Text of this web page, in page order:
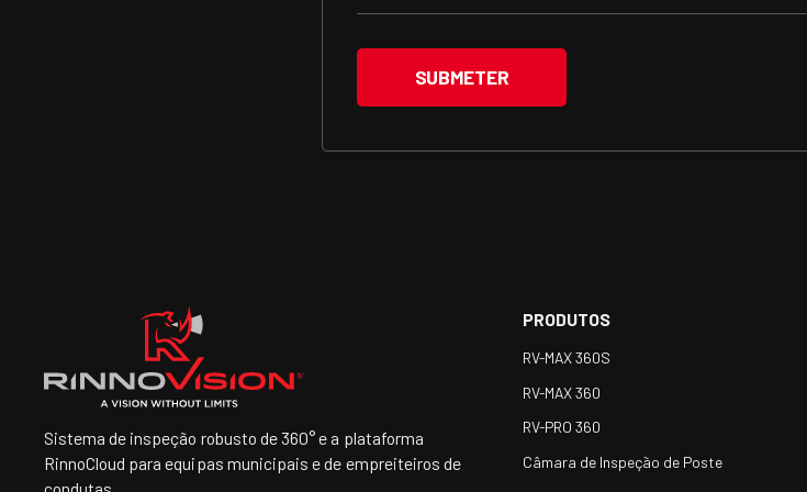
Sistema de inspeção robusto de 360° e a plataforma
RinnoCloud para equipas municipais e de empreiteiros de
PRODUTOS
RV-MAX 360S
RV-MAX 360
RV-PRO 360
Câmara de Inspeção de Poste